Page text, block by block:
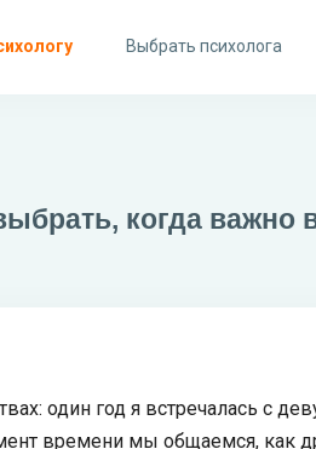
Выбрать психолога
когда важно
один год я встречалась с
времени мы общаемся, как